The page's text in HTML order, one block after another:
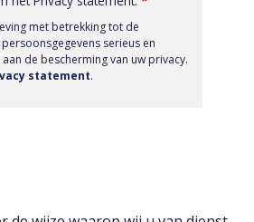
met betrekking tot de
serieus en
de bescherming van uw privacy.
statement.